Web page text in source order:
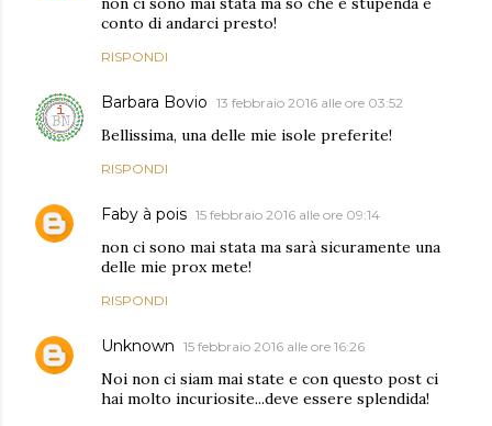
conto di andarci presto!
RISPONDI
Barbara Bovio 13 febbraio 2016 alle ore 03:52
Bellissima, una delle mie isole preferite!
RISPONDI
Faby à pois 15 febbraio 2016 alle ore 09:14
non ci sono mai stata ma sarà sicuramente una
delle mie prox mete!
RISPONDI
Unknown 15 febbraio 2016 alle ore 16:26
Noi non ci siam mai state e con questo post ci
hai molto incuriosite...deve essere splendida!